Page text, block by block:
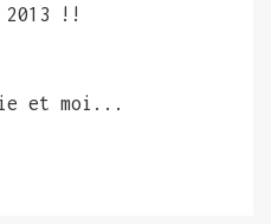
2013 !!
et moi...